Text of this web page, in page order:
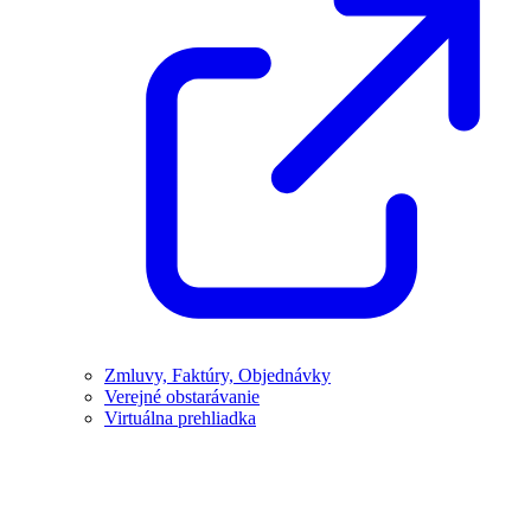
Zmluvy, Faktúry, Objednávky
Verejné obstarávanie
Virtuálna prehliadka